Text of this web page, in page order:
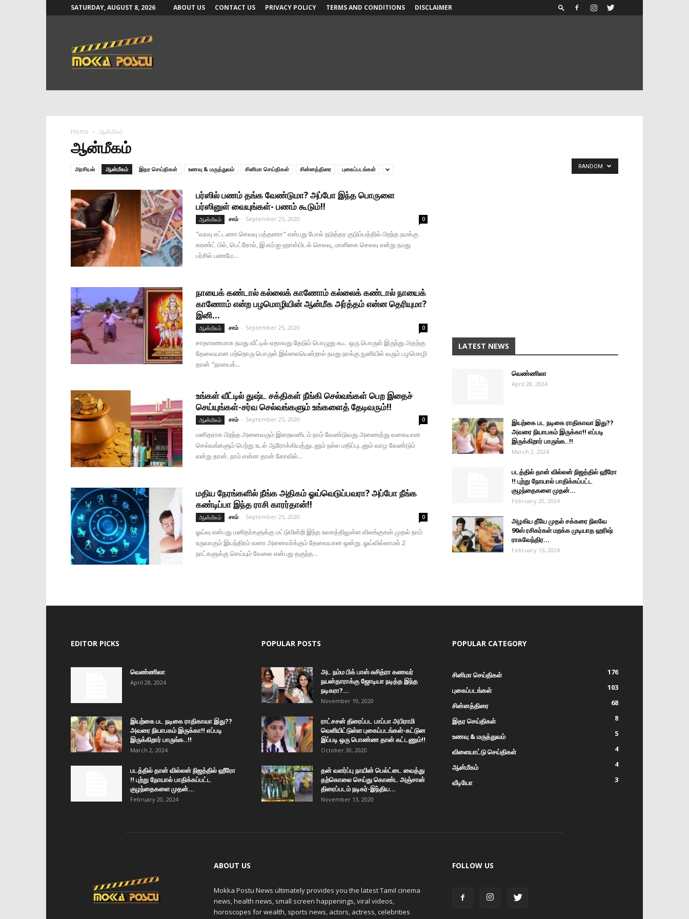
SATURDAY, AUGUST 8, 2026 ABOUT US CONTACT US PRIVACY POLICY TERMS AND CONDITIONS DISCLAIMER
Postu
News
Home ஆன்மீகம்
ஆன்மீகம்
அரசியல் ஆன்மீகம் இதர செய்திகள் உணவு & மருத்துவம் சினிமா செய்திகள் சின்னத்திரை புகைப்படங்கள் RANDOM
பர்ஸில் பணம் தங்க வேண்டுமா? அப்போ இந்த பொருளை
பர்ஸினுள் வையுங்கள்- பணம் கூடும்!!
ஆன்மீகம் சாம் - September 25, 2020 0
"வரவு எட்டணா செலவு பத்தணா" என்பது போல் நடுத்தர குடும்பத்தில் பிறந்த நமக்கு
கரண்ட் பில், பெட்ரோல், இ.எம்.ஐ ஹாஸ்பிடல் செலவு, மாளிகை செலவு என்று நமது
பர்சில் பணமே...
நாயைக் கண்டால் கல்லைக் காணோம் கல்லைக் கண்டால் நாயைக்
காணோம் என்ற பழமொழியின் ஆன்மீக அர்த்தம் என்ன தெரியுமா?
இனி...
ஆன்மீகம் சாம் - September 25, 2020 0
சாதாரணமாக நமது வீட்டில் ஏதாவது தேடும் பொழுது கூட ஒரு பொருள் இருந்து அதற்கு
தேவையான மற்றொரு பொருள் இல்லையென்றால் நமது நாக்கு நுனியில் வரும் பழமொழி
தான் "நாயைக்...
உங்கள் வீட்டில் துஷ்ட சக்திகள் நீங்கி செல்வங்கள் பெற இதைச்
செய்யுங்கள்-சர்வ செல்வங்களும் உங்களைத் தேடிவரும்!!
ஆன்மீகம் சாம் - September 25, 2020 0
மனிதராக பிறந்த அனைவரும் இறைவனிடம் நாம் வேண்டுவது அணைத்து வகையான
செல்வங்களும் பெற்று உடல் ஆரோக்கியத்துடனும் நல்ல மதிப்புடனும் வாழ வேண்டும்
என்று தான். நாம் என்ன தான் கோவில்...
மதிய நேரங்களில் நீங்க அதிகம் ஓய்வெடுப்பவரா? அப்போ நீங்க
கண்டிப்பா இந்த ராசி காரர்தான்!!
ஆன்மீகம் சாம் - September 25, 2020 0
ஓய்வு என்பது மனிதர்களுக்கு மட்டுமின்றி இந்த உலகத்திலுள்ள விலங்குகள் முதல் நாம்
உருவாகும் இயந்திரம் வரை அனைவர்க்கும் தேவையான ஒன்று. ஓய்வில்லாமல் 2
நாட்களுக்கு செய்யும் வேலை என்பது தகுந்த...
LATEST NEWS
வெண்ணிலா
April 28, 2024
இயற்கை பட நடிகை ராதிகாவா இது??
அவரை நியாபகம் இருக்கா!! எப்படி
இருக்கிறார் பாருங்க..!!
March 2, 2024
படத்தில் தான் வில்லன் நிஜத்தில் ஹீரோ
!! புற்று நோயால் பாதிக்கப்பட்ட
குழந்தைகளை முதன்...
February 20, 2024
அழகிய தீயே முதல் சக்கரை நிலவே
90ஸ் ரசிகர்கள் மறக்க முடியாத ஹரிஷ்
ராகவேந்திர...
February 16, 2024
EDITOR PICKS
வெண்ணிலா
April 28, 2024
இயற்கை பட நடிகை ராதிகாவா இது??
அவரை நியாபகம் இருக்கா!! எப்படி
இருக்கிறார் பாருங்க..!!
March 2, 2024
படத்தில் தான் வில்லன் நிஜத்தில் ஹீரோ
!! புற்று நோயால் பாதிக்கப்பட்ட
குழந்தைகளை முதன்...
February 20, 2024
POPULAR POSTS
அட நம்ம பிக் பாஸ் சுசித்ரா கணவர்
நயன்தாராக்கு ஜோடியா நடித்த இந்த
நடிகரா?...
November 19, 2020
ராட்சசன் திரைப்பட பாப்பா அபிராமி
வெளியிட்டுள்ள புகைப்படங்கள்-கட்டுன
இப்படி ஒரு பொண்ண தான் கட்டணும்!!
October 30, 2020
தன் வளர்ப்பு நாயின் பெல்ட்டை வைத்து
தற்கொலை செய்து கொண்ட அஞ்சான்
திரைப்படம் நடிகர்-இந்திய...
November 13, 2020
POPULAR CATEGORY
சினிமா செய்திகள்
176
புகைப்படங்கள்
103
சின்னத்திரை
68
இதர செய்திகள்
8
உணவு & மருத்துவம்
5
விளையாட்டு செய்திகள்
4
ஆன்மீகம்
4
வீடியோ
3
ABOUT US
Mokka Postu News ultimately provides you the latest Tamil cinema
news, health news, small screen happenings, viral videos,
horoscopes for wealth, sports news, actors, actress, celebrities
FOLLOW US